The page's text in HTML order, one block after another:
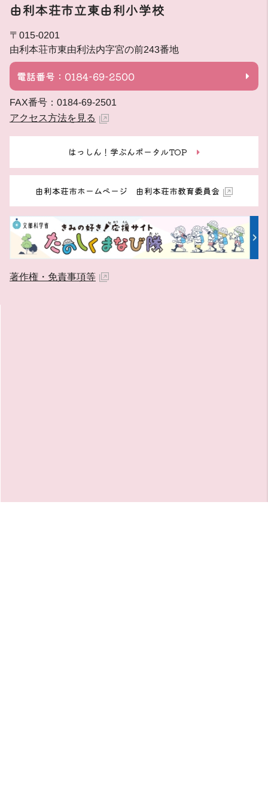
由利本荘市立東由利小学校
〒015-0201
由利本荘市東由利法内字宮の前243番地
電話番号：0184-69-2500
FAX番号：0184-69-2501
アクセス方法を見る
はっしん！学ぶんポータルTOP
由利本荘市ホームページ 由利本荘市教育委員会
著作権・免責事項等